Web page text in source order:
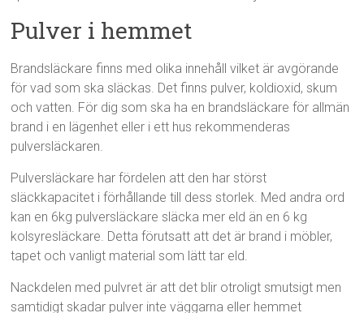
Pulver i hemmet
Brandsläckare finns med olika innehåll vilket är avgörande
för vad som ska släckas. Det finns pulver, koldioxid, skum
och vatten. För dig som ska ha en brandsläckare för allmän
brand i en lägenhet eller i ett hus rekommenderas
pulversläckaren.
Pulversläckare har fördelen att den har störst
släckkapacitet i förhållande till dess storlek. Med andra ord
kan en 6kg pulversläckare släcka mer eld än en 6 kg
kolsyresläckare. Detta förutsatt att det är brand i möbler,
tapet och vanligt material som lätt tar eld.
Nackdelen med pulvret är att det blir otroligt smutsigt men
samtidigt skadar pulver inte väggarna eller hemmet